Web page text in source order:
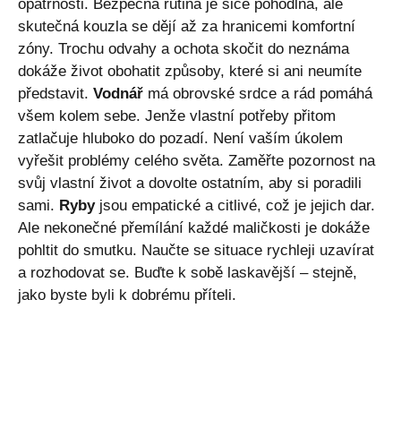
opatrnosti. Bezpečná rutina je sice pohodlná, ale
skutečná kouzla se dějí až za hranicemi komfortní
zóny. Trochu odvahy a ochota skočit do neznáma
dokáže život obohatit způsoby, které si ani neumíte
představit. Vodnář má obrovské srdce a rád pomáhá
všem kolem sebe. Jenže vlastní potřeby přitom
zatlačuje hluboko do pozadí. Není vaším úkolem
vyřešit problémy celého světa. Zaměřte pozornost na
svůj vlastní život a dovolte ostatním, aby si poradili
sami. Rybyjsou empatické a citlivé, což je jejich dar.
Ale nekonečné přemílání každé maličkosti je dokáže
pohltit do smutku. Naučte se situace rychleji uzavírat
a rozhodovat se. Buďte k sobě laskavější – stejně,
jako byste byli k dobrému příteli.